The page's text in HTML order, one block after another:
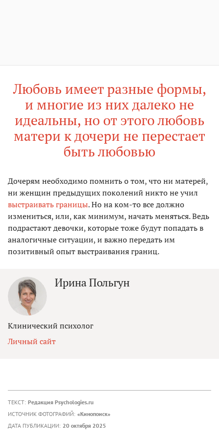
Любовь имеет разные формы,
и многие из них далеко не
идеальны, но от этого любовь
матери к дочери не перестает
быть любовью
Дочерям необходимо помнить о том, что ни матерей,
ни женщин предыдущих поколений никто не учил
выстраивать границы. Но на ком-то все должно
измениться, или, как минимум, начать меняться. Ведь
подрастают девочки, которые тоже будут попадать в
аналогичные ситуации, и важно передать им
позитивный опыт выстраивания границ.
Ирина Польгун
Клинический психолог
Личный сайт
ТЕКСТ: Редакция Psychologies.ru
ИСТОЧНИК ФОТОГРАФИЙ: «Кинопоиск»
ДАТА ПУБЛИКАЦИИ: 20 октября 2025